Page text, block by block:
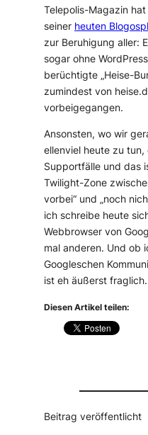
Telepolis-Magazin
seiner heuten
zur Beruhigung aller:
sogar ohne
berüchtigte „Heise-
zumindest von
vorbeigegangen.
Ansonsten, wo wir
ellenviel heute zu tun,
Supportfälle und das
Twilight-Zone
vorbei“ und „noch
ich schreibe heute
Webbrowser von
mal anderen. Und ob
Googleschen
ist eh äußerst fraglich.
Diesen Artikel teilen:
Beitrag veröffentlicht